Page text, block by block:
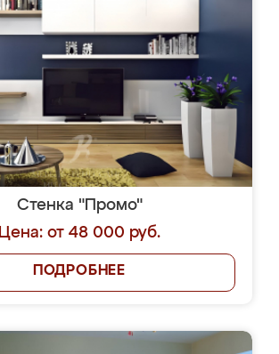
Стенка "Промо"
Цена: от 48 000 руб.
ПОДРОБНЕЕ